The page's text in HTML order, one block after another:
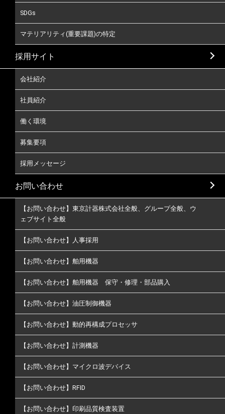
SDGs
マテリアリティ(重要課題)の特定
採用サイト
会社紹介
社員紹介
働く環境
募集要項
採用メッセージ
お問い合わせ
【お問い合わせ】東京計器株式会社全般、グループ全般、ウ
ェブサイト全般
【お問い合わせ】人事採用
【お問い合わせ】舶用機器
【お問い合わせ】舶用機器 保守・修理・部品購入
【お問い合わせ】油圧制御機器
【お問い合わせ】動的再構成プロセッサ
【お問い合わせ】計測機器
【お問い合わせ】マイクロ波デバイス
【お問い合わせ】RFID
【お問い合わせ】印刷品質検査装置